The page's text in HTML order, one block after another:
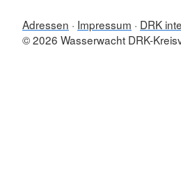
Adressen Impressum DRK
© 2026 Wasserwacht DRK-